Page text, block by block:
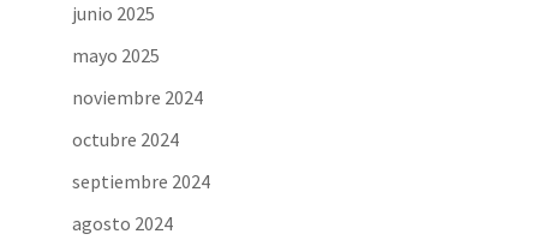
junio 2025
mayo 2025
noviembre 2024
octubre 2024
septiembre 2024
agosto 2024